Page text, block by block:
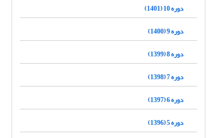
دوره 10 (1401)
دوره 9 (1400)
دوره 8 (1399)
دوره 7 (1398)
دوره 6 (1397)
دوره 5 (1396)